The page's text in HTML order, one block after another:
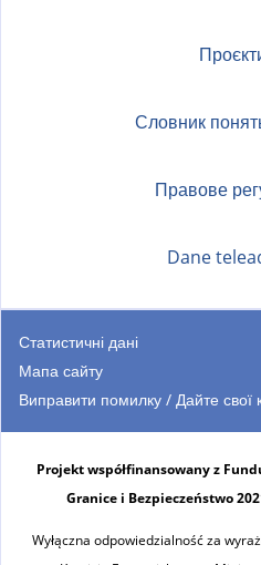
Словник
Правове
Dane
Статистичні дані
Мапа сайту
Виправити помилку / Дайте свої
Projekt współfinansowany z
Granice i Bezpieczeństwo
Wyłączna odpowiedzialność za